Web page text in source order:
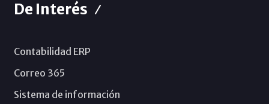
De Interés
Contabilidad ERP
Correo 365
Sistema de información